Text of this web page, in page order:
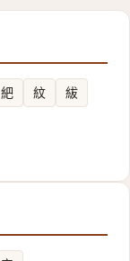
紦 紋
紱